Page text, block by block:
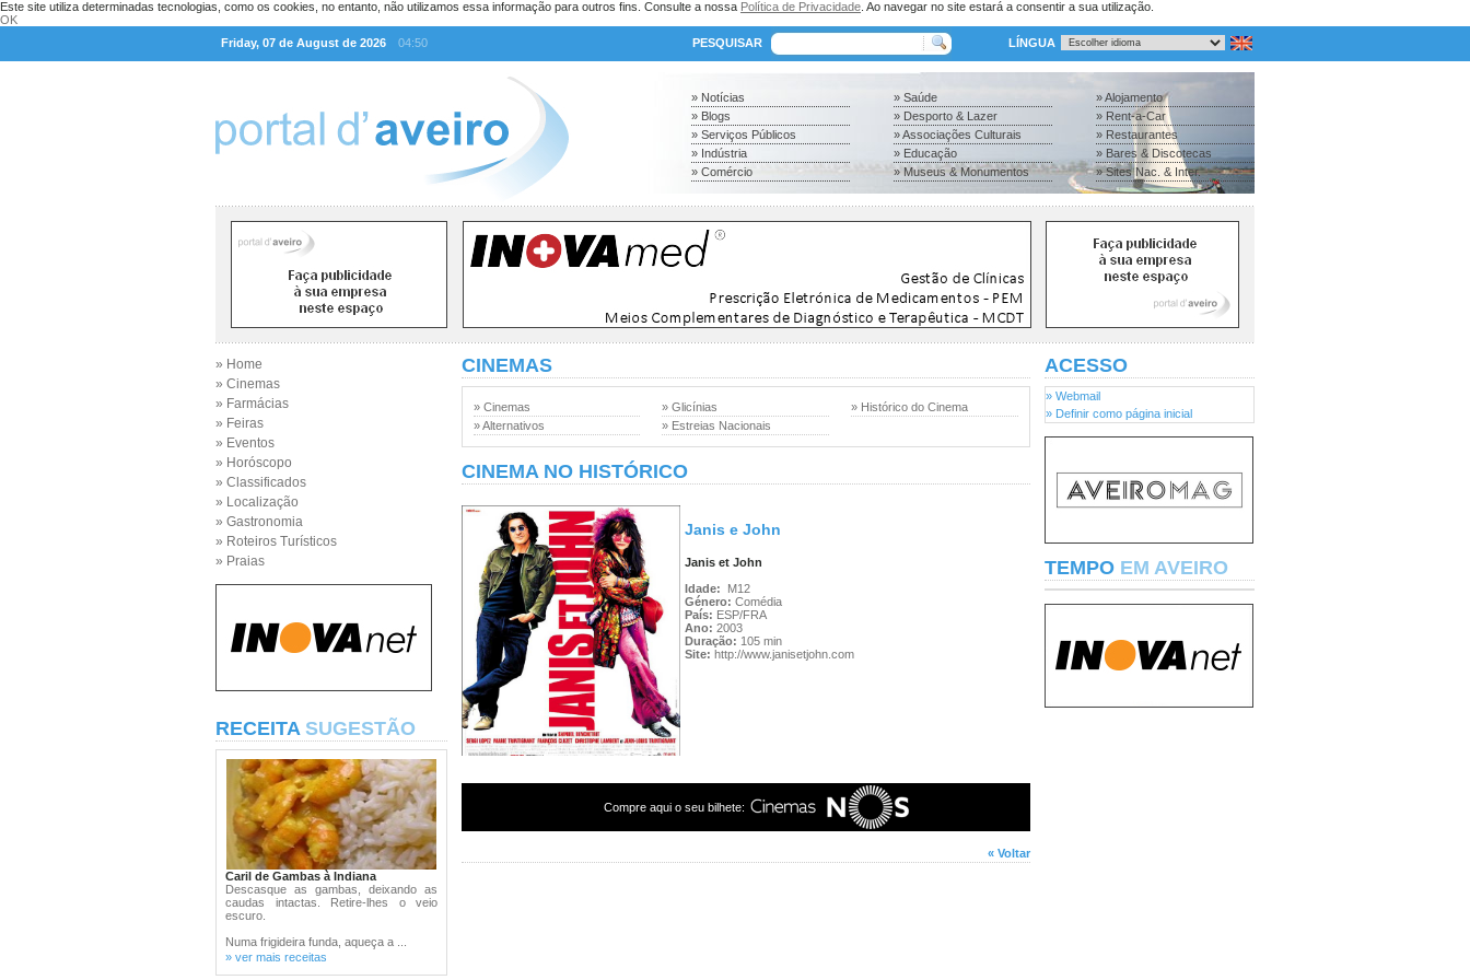
Este site utiliza determinadas tecnologias, como os cookies, no entanto, não utilizamos essa informação para outros fins. Consulte a nossa Política de Privacidade . Ao navegar no site estará a consentir a sua utilização.
OK
Friday, 07 de August de 2026
04:50 PESQUISAR LÍNGUA
» Notícias
» Blogs
» Serviços Públicos
» Indústria
» Comércio
» Saúde
» Desporto & Lazer
» Associações Culturais
» Educação
» Museus & Monumentos
» Alojamento
» Rent-a-Car
» Restaurantes
» Bares & Discotecas
» Sites Nac. & Inter.
» Home
» Cinemas
» Farmácias
» Feiras
» Eventos
» Horóscopo
» Classificados
» Localização
» Gastronomia
» Roteiros Turísticos
» Praias
RECEITA SUGESTÃO
Caril de Gambas à Indiana
Descasque as gambas, deixando as
caudas intactas. Retire-lhes o veio
escuro.
Numa frigideira funda, aqueça a ...
» ver mais receitas
CINEMAS
» Cinemas
» Alternativos
» Glicínias
» Estreias Nacionais
» Histórico do Cinema
CINEMA NO HISTÓRICO
Janis e John
Janis et John
Idade:
M12
Género: Comédia
País: ESP/FRA
Ano: 2003
Duração: 105 min
Site: http://www.janisetjohn.com
Compre aqui o seu bilhete:
« Voltar
ACESSO
» Webmail
» Definir como página inicial
TEMPO EM AVEIRO